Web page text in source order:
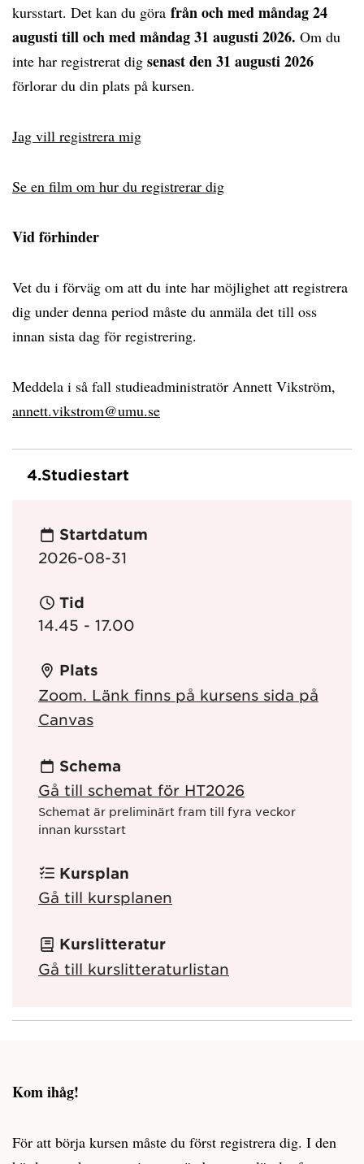
kursstart. Det kan du göra från och med måndag 24
augusti till och med måndag 31 augusti 2026. Om du
inte har registrerat dig senast den 31 augusti 2026
förlorar du din plats på kursen.
Jag vill registrera mig
Se en film om hur du registrerar dig
Vid förhinder
Vet du i förväg om att du inte har möjlighet att registrera
dig under denna period måste du anmäla det till oss
innan sista dag för registrering.
Meddela i så fall studieadministratör Annett Vikström,
annett.vikstrom@umu.se
4.Studiestart
Startdatum
2026-08-31
Tid
14.45 - 17.00
Plats
Zoom. Länk finns på kursens sida på
Canvas
Schema
Gå till schemat för HT2026
Schemat är preliminärt fram till fyra veckor
innan kursstart
Kursplan
Gå till kursplanen
Kurslitteratur
Gå till kurslitteraturlistan
Kom ihåg!
För att börja kursen måste du först registrera dig. I den